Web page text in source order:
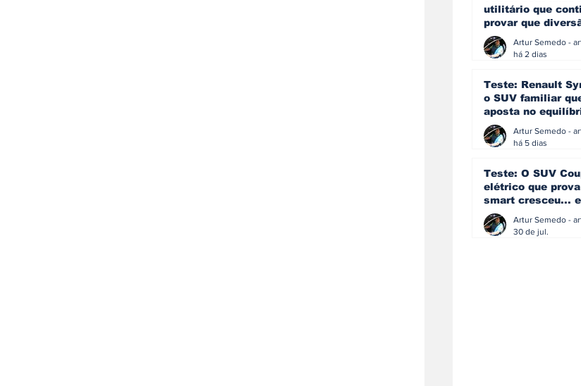
utilitário que
provar que
eficiência e
simplicidade
há 2 dias
Teste: Renault
o SUV familiar
aposta no
ainda acredita na
manualhá 5 dias
Teste: O SUV
elétrico que
smart cresceu... e
amadureceu
30 de jul.